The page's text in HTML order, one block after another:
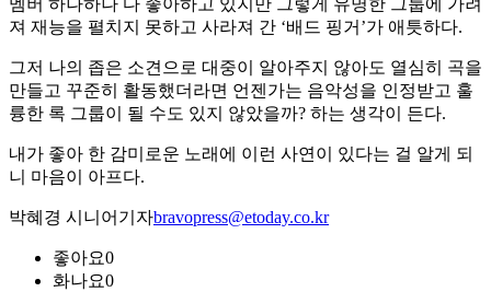
멤버 하나하나 다 좋아하고 있지만 그렇게 유명한 그룹에 가려
져 재능을 펼치지 못하고 사라져 간 ‘배드 핑거’가 애틋하다.
그저 나의 좁은 소견으로 대중이 알아주지 않아도 열심히 곡을
만들고 꾸준히 활동했더라면 언젠가는 음악성을 인정받고 훌
륭한 록 그룹이 될 수도 있지 않았을까? 하는 생각이 든다.
내가 좋아 한 감미로운 노래에 이런 사연이 있다는 걸 알게 되
니 마음이 아프다.
박혜경 시니어기자bravopress@etoday.co.kr
좋아요0
화나요0